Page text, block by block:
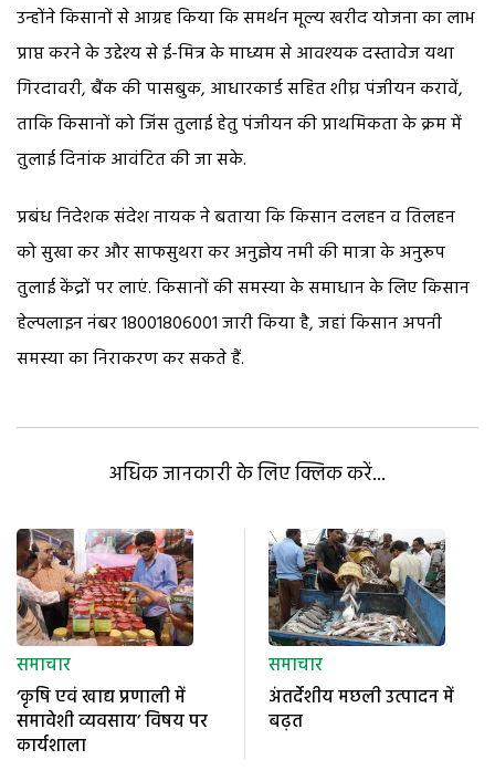
उन्होंने किसानों से आग्रह किया कि समर्थन मूल्य खरीद योजना का लाभ
प्राप्त करने के उद्देश्य से ई-मित्र के माध्यम से आवश्यक दस्तावेज यथा
गिरदावरी, बैंक की पासबुक, आधारकार्ड सहित शीघ्र पंजीयन करावें,
ताकि किसानों को जिंस तुलाई हेतु पंजीयन की प्राथमिकता के क्रम में
तुलाई दिनांक आवंटित की जा सके.
प्रबंध निदेशक संदेश नायक ने बताया कि किसान दलहन व तिलहन
को सुखा कर और साफसुथरा कर अनुज्ञेय नमी की मात्रा के अनुरूप
तुलाई केंद्रों पर लाएं. किसानों की समस्या के समाधान के लिए किसान
हेल्पलाइन नंबर 18001806001 जारी किया है, जहां किसान अपनी
समस्या का निराकरण कर सकते हैं.
अधिक जानकारी के लिए क्लिक करें...
समाचार
‘कृषि एवं खाद्य प्रणाली में
समावेशी व्यवसाय’ विषय पर
कार्यशाला
समाचार
अंतर्देशीय मछली उत्पादन में
बढ़त